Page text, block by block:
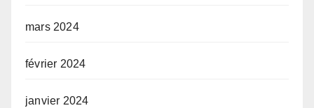
mars 2024
février 2024
janvier 2024